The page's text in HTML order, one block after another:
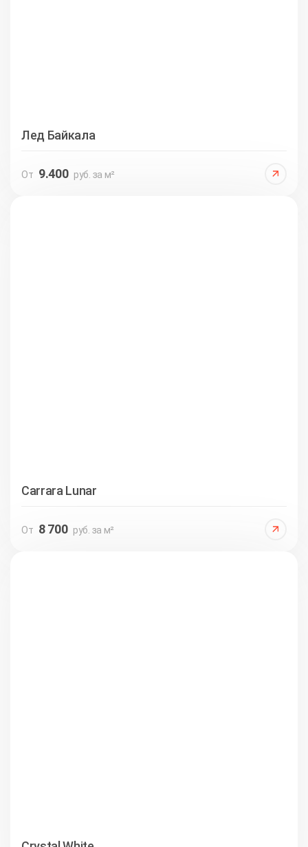
Лед Байкала
От 9.400 руб. за м²
Carrara Lunar
От 8 700 руб. за м²